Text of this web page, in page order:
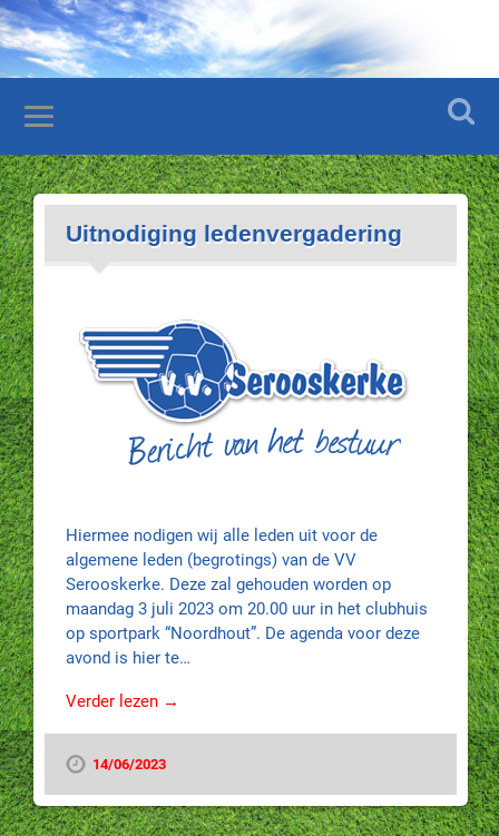
Uitnodiging ledenvergadering
Hiermee nodigen wij alle leden uit voor de
algemene leden (begrotings) van de VV
Serooskerke. Deze zal gehouden worden op
maandag 3 juli 2023 om 20.00 uur in het clubhuis
op sportpark “Noordhout”. De agenda voor deze
avond is hier te…
Verder lezen →
14/06/2023